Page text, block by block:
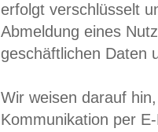
erfolgt verschlüsselt
Abmeldung eines
geschäftlichen Daten
Wir weisen darauf
Kommunikation per